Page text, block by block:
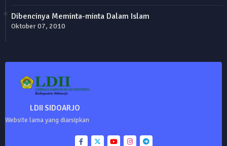
Dibencinya Meminta-minta Dalam Islam
Oktober 07, 2010
LDII SIDOARJO
Website lama yang diarsipkan